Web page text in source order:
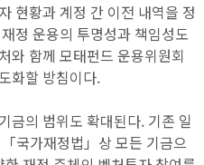
현황과 계정 간 이전 내역을 정
정 운용의 투명성과 책임성도
와 함께 모태펀드 운용위원회
화할 방침이다.
금의 범위도 확대된다. 기존 일
국가재정법」상 모든 기금으